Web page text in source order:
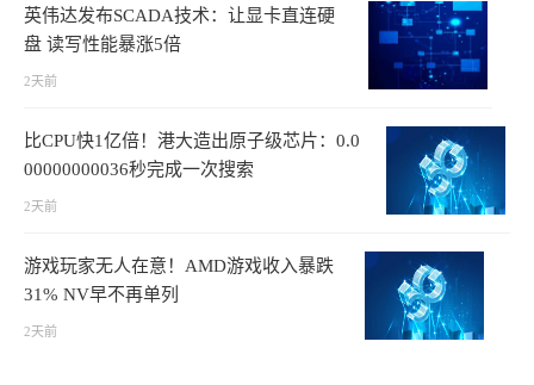
英伟达发布SCADA技术：让显卡直连硬
盘 读写性能暴涨5倍
2天前
比CPU快1亿倍！港大造出原子级芯片：0.0
00000000036秒完成一次搜索
2天前
游戏玩家无人在意！AMD游戏收入暴跌
31% NV早不再单列
2天前